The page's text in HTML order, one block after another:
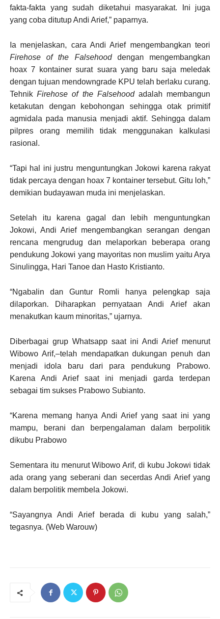
fakta-fakta yang sudah diketahui masyarakat. Ini juga
yang coba ditutup Andi Arief,” paparnya.
Ia menjelaskan, cara Andi Arief mengembangkan teori
Firehose of the Falsehooddengan mengembangkan
hoax 7 kontainer surat suara yang baru saja meledak
dengan tujuan mendowngrade KPU telah berlaku curang.
TehnikFirehose of the Falsehoodadalah membangun
ketakutan dengan kebohongan sehingga otak primitif
agmidala pada manusia menjadi aktif. Sehingga dalam
pilpres orang memilih tidak menggunakan kalkulasi
rasional.
“Tapi hal ini justru menguntungkan Jokowi karena rakyat
tidak percaya dengan hoax 7 kontainer tersebut. Gitu loh,”
demikian budayawan muda ini menjelaskan.
Setelah itu karena gagal dan lebih menguntungkan
Jokowi, Andi Arief mengembangkan serangan dengan
rencana mengrudug dan melaporkan beberapa orang
pendukung Jokowi yang mayoritas non muslim yaitu Arya
Sinulingga, Hari Tanoe dan Hasto Kristianto.
“Ngabalin dan Guntur Romli hanya pelengkap saja
dilaporkan. Diharapkan pernyataan Andi Arief akan
menakutkan kaum minoritas,” ujarnya.
Diberbagai grup Whatsapp saat ini Andi Arief menurut
Wibowo Arif,–telah mendapatkan dukungan penuh dan
menjadi idola baru dari para pendukung Prabowo.
Karena Andi Arief saat ini menjadi garda terdepan
sebagai tim sukses Prabowo Subianto.
“Karena memang hanya Andi Arief yang saat ini yang
mampu, berani dan berpengalaman dalam berpolitik
dikubu Prabowo
Sementara itu menurut Wibowo Arif, di kubu Jokowi tidak
ada orang yang seberani dan secerdas Andi Arief yang
dalam berpolitik membela Jokowi.
“Sayangnya Andi Arief berada di kubu yang salah,”
tegasnya. (Web Warouw)